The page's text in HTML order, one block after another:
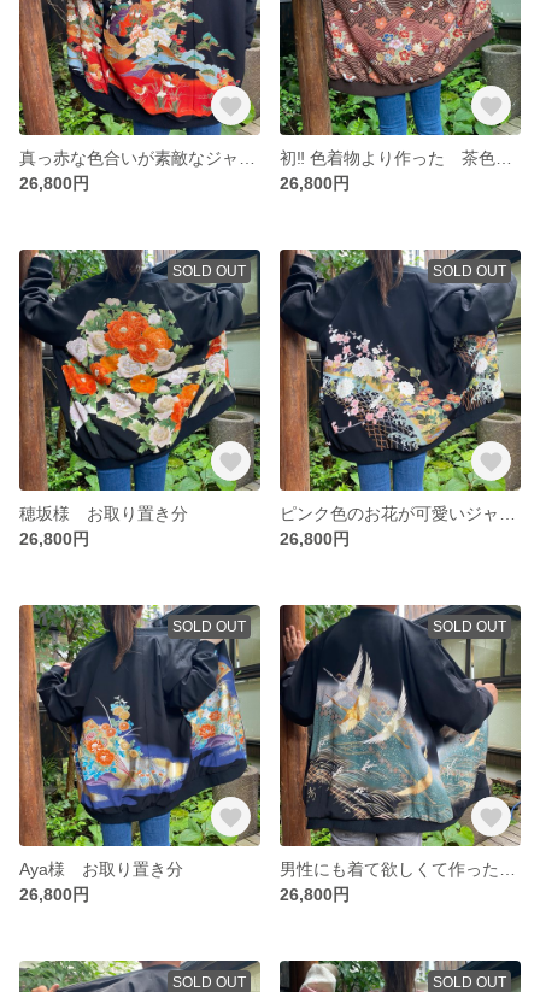
26,800円
26,800円
SOLD OUT
穂坂様 お取り置き分
26,800円
SOLD OUT
26,800円
SOLD OUT
Aya様 お取り置き分
26,800円
SOLD OUT
26,800円
SOLD OUT SOLD OUT